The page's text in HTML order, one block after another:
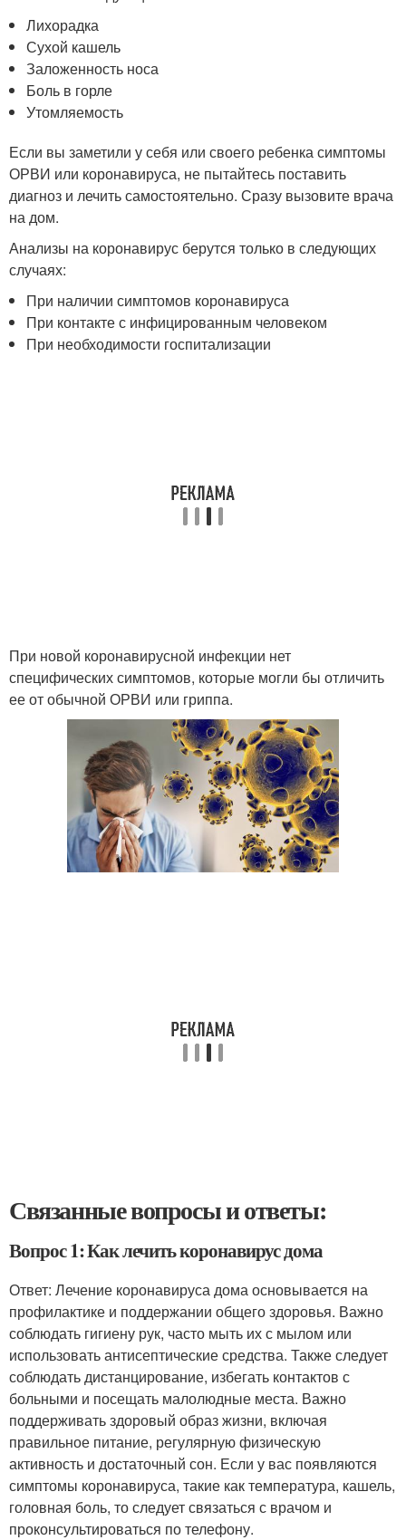
Лихорадка
Сухой кашель
Заложенность носа
Боль в горле
Утомляемость
Если вы заметили у себя или своего ребенка симптомы
ОРВИ или коронавируса, не пытайтесь поставить
диагноз и лечить самостоятельно. Сразу вызовите врача
на дом.
Анализы на коронавирус берутся только в следующих
случаях:
При наличии симптомов коронавируса
При контакте с инфицированным человеком
При необходимости госпитализации
При новой коронавирусной инфекции нет
специфических симптомов, которые могли бы отличить
ее от обычной ОРВИ или гриппа.
Связанные вопросы и ответы:
Вопрос 1: Как лечить коронавирус дома
Ответ: Лечение коронавируса дома основывается на
профилактике и поддержании общего здоровья. Важно
соблюдать гигиену рук, часто мыть их с мылом или
использовать антисептические средства. Также следует
соблюдать дистанцирование, избегать контактов с
больными и посещать малолюдные места. Важно
поддерживать здоровый образ жизни, включая
правильное питание, регулярную физическую
активность и достаточный сон. Если у вас появляются
симптомы коронавируса, такие как температура, кашель,
головная боль, то следует связаться с врачом и
проконсультироваться по телефону.